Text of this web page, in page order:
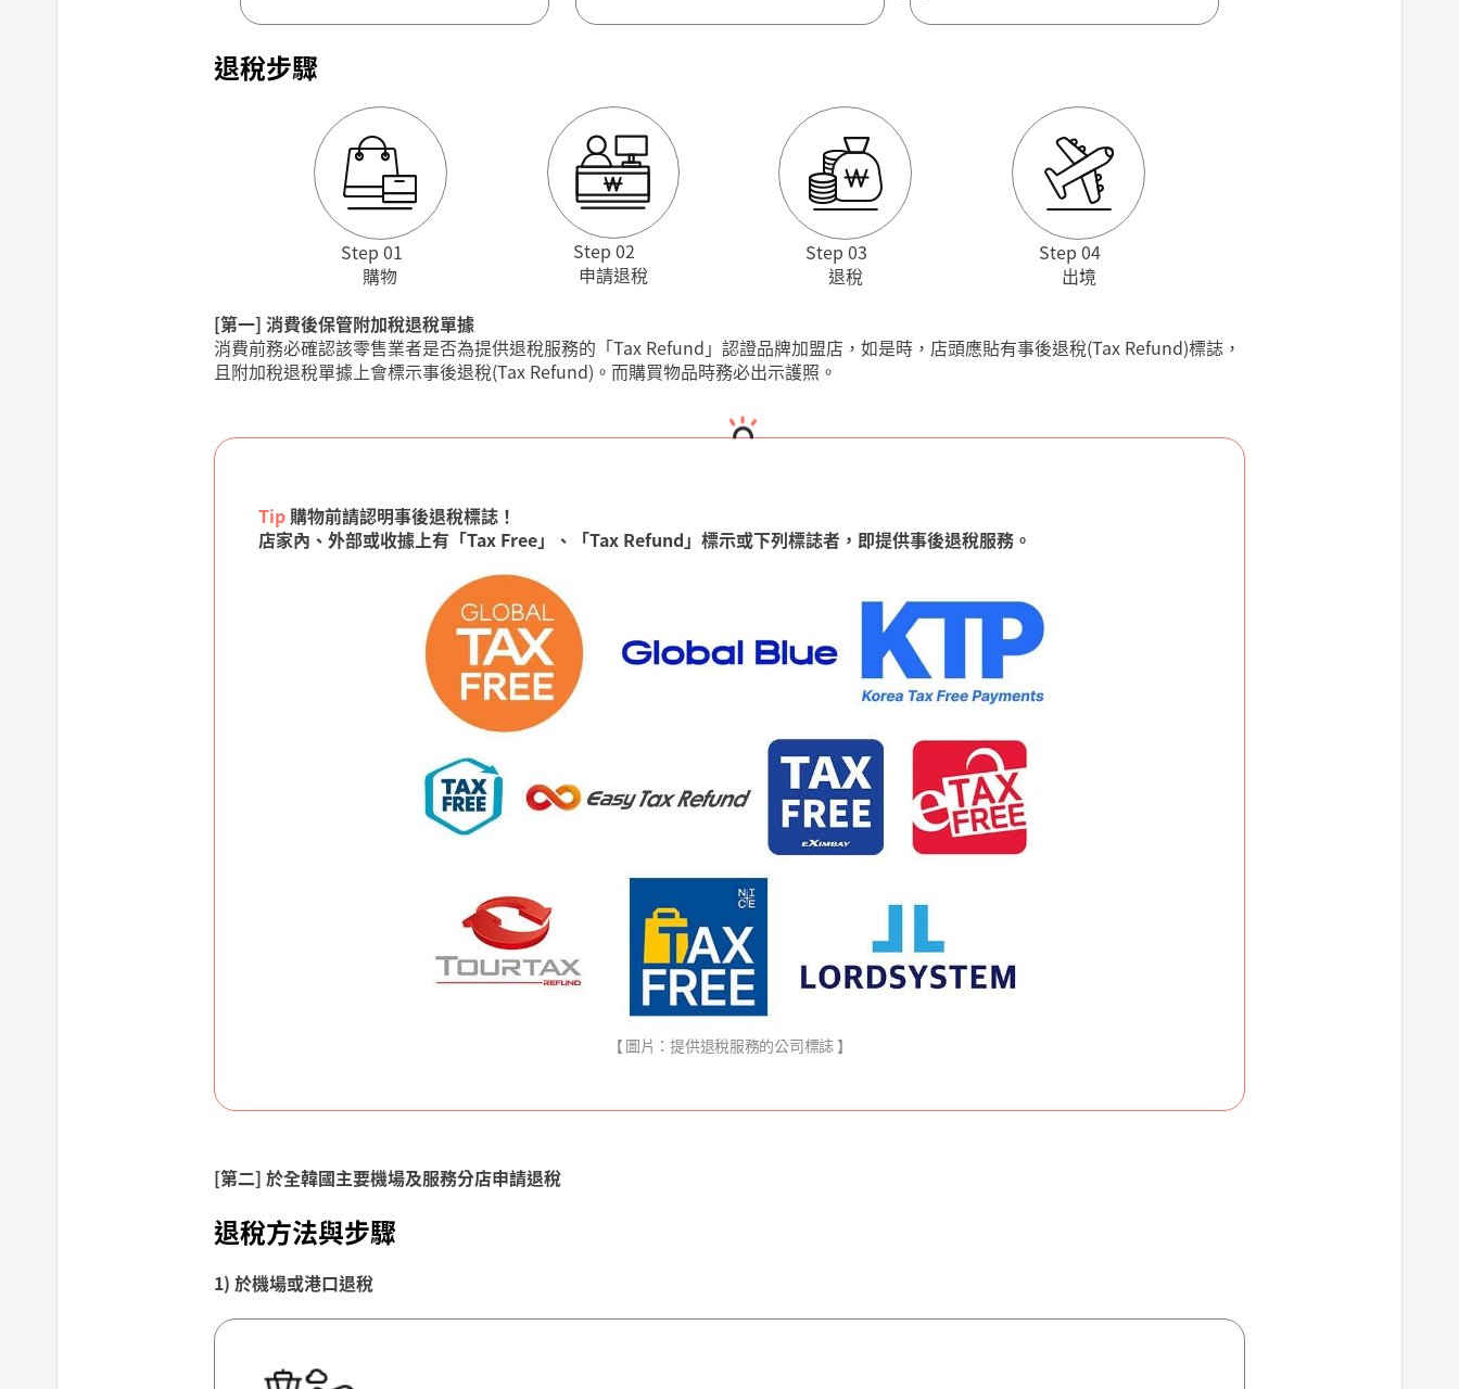
退稅步驟
Step 01
購物
Step 02
申請退稅
Step 03
退稅
Step 04
出境
[第一] 消費後保管附加稅退稅單據
消費前務必確認該零售業者是否為提供退稅服務的「Tax Refund」認證品牌加盟店，如是時，店頭應貼有事後退稅(Tax Refund)標誌，
且附加稅退稅單據上會標示事後退稅(Tax Refund)。而購買物品時務必出示護照。
Tip 購物前請認明事後退稅標誌！
店家內、外部或收據上有「Tax Free」、「Tax Refund」標示或下列標誌者，即提供事後退稅服務。
【 圖片：提供退稅服務的公司標誌 】
[第二] 於全韓國主要機場及服務分店申請退稅
退稅方法與步驟
1) 於機場或港口退稅